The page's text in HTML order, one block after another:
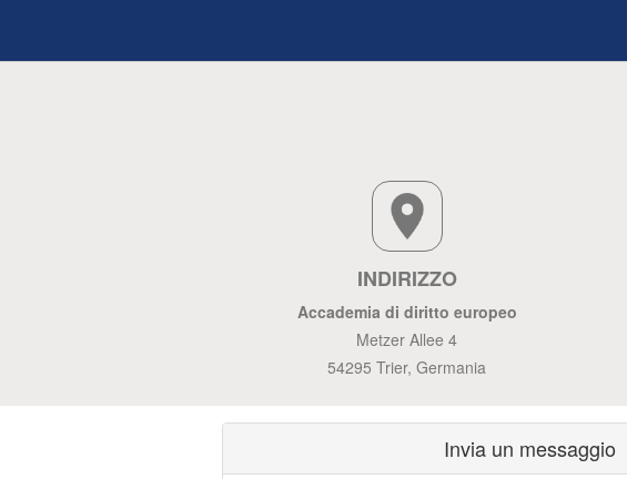
INDIRIZZO
Accademia di diritto europeo
Metzer Allee 4
54295 Trier, Germania
Invia un messaggio